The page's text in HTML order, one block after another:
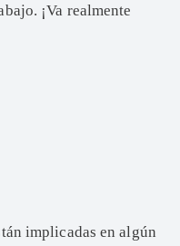
¡Va realmente
implicadas en algún